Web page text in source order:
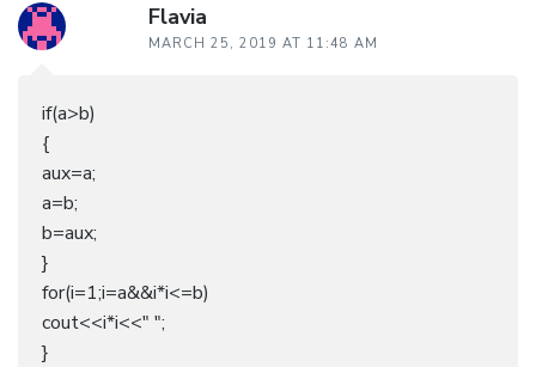
Flavia
MARCH 25, 2019 AT 11:48 AM
if(a>b)
{
aux=a;
a=b;
b=aux;
}
for(i=1;i=a&&i*i<=b)
cout<<i*i<<" ";
}